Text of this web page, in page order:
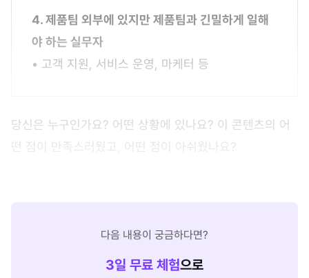
4. 제품팀 외부에 있지만 제품팀과 긴밀하게 일해
야 하는 실무자
• 고객 지원, 서비스 운영, 마케터 등
당신은 누구인가요? 어떤 상황에 있나요? 이 콘텐츠의 어
떤 점이 만족스러웠고, 어떤 점이 아쉬웠나요?
다음 내용이 궁금하다면?
3일 무료 체험으로